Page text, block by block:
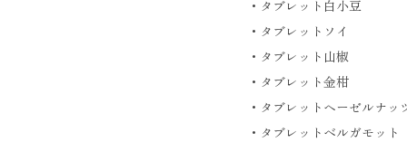
・タブレット白小豆
・タブレットソイ
・タブレット山椒
・タブレット金柑
・タブレットヘーゼルナッ
・タブレットベルガモット